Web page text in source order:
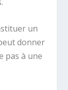
un
donner
pas à une